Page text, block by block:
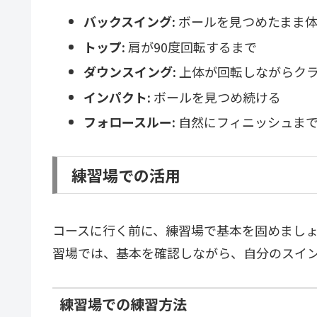
バックスイング: ボールを見つめたまま
トップ: 肩が90度回転するまで
ダウンスイング: 上体が回転しながらク
インパクト: ボールを見つめ続ける
フォロースルー: 自然にフィニッシュま
練習場での活用
コースに行く前に、練習場で基本を固めまし
習場では、基本を確認しながら、自分のスイ
練習場での練習方法